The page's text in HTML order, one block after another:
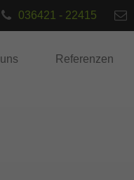
036421 - 22415
Referenzen